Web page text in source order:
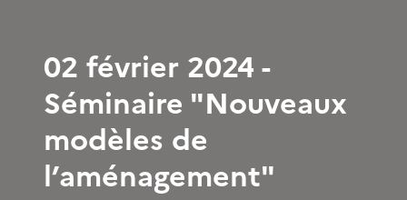
02 février 2024 -
Séminaire "Nouveaux
modèles de
l’aménagement"